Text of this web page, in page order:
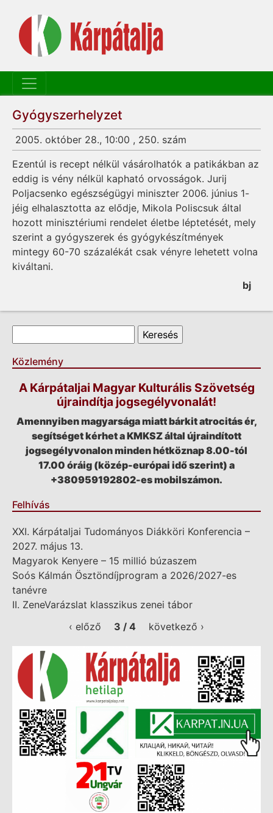
Gyógyszerhelyzet
2005. október 28., 10:00 , 250. szám
Ezentúl is recept nélkül vásárolhatók a patikákban az
eddig is vény nélkül kapható orvosságok. Jurij
Poljacsenko egészségügyi miniszter 2006. június 1-
jéig elhalasztotta az elődje, Mikola Poliscsuk által
hozott minisztériumi rendelet életbe léptetését, mely
szerint a gyógyszerek és gyógykészítmények
mintegy 60-70 százalékát csak vényre lehetett volna
kiváltani.
bj
Keresés űrlap
Közlemény
A Kárpátaljai Magyar Kulturális Szövetség
újraindítja jogsegélyvonalát!
Amennyiben magyarsága miatt bárkit atrocitás ér,
segítséget kérhet a KMKSZ által újraindított
jogsegélyvonalon minden hétköznap 8.00-tól
17.00 óráig (közép-európai idő szerint) a
+380959192802-es mobilszámon.
Felhívás
XXI. Kárpátaljai Tudományos Diákköri Konferencia –
2027. május 13.
Magyarok Kenyere – 15 millió búzaszem
Soós Kálmán Ösztöndíjprogram a 2026/2027-es
tanévre
II. ZeneVarázslat klasszikus zenei tábor
‹ előző
3 / 4 következő ›